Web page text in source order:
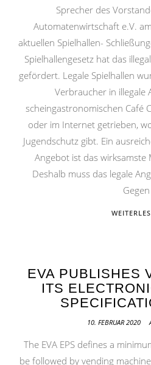
Sprecher des
Automatenwirtschaft e.V.
aktuellen Spielhallen-
Spielhallengesetz hat das
gefördert. Legale Spielhallen
Verbraucher in illegale
scheingastronomischen Café
oder im Internet getrieben,
Jugendschutz gibt. Ein
Angebot ist das wirksamste
Deshalb muss das legale
Gegen
EVA PUBLISHES
ITS
10. FEBRUAR 2020
The EVA EPS defines a
be followed by vending